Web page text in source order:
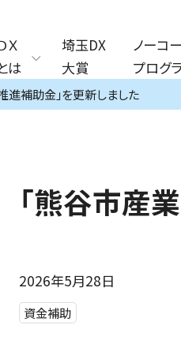
Ｘ
は
埼玉DX
大賞
ノーコ
プログ
進補助金」を更新しました
「熊谷市産
2026年5月28日
資金補助